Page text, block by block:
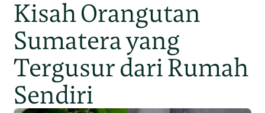
Kisah Orangutan
Sumatera yang
Tergusur dari Rumah
Sendiri